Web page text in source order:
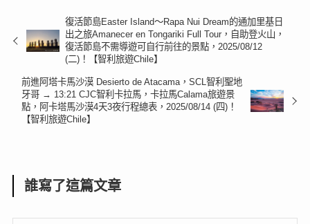
復活節島Easter Island～Rapa Nui Dream的通加里基日
出之旅Amanecer en Tongariki Full Tour，自助登火山，
復活節島不需導遊可自行前往的景點，2025/08/12
(二)！【智利旅遊Chile】
前進阿塔卡馬沙漠 Desierto de Atacama，SCL智利聖地
牙哥 → 13:21 CJC智利卡拉馬，卡拉馬Calama旅遊景
點，阿卡塔馬沙漠4天3夜行程總表，2025/08/14 (四)！
【智利旅遊Chile】
誰寫了這篇文章